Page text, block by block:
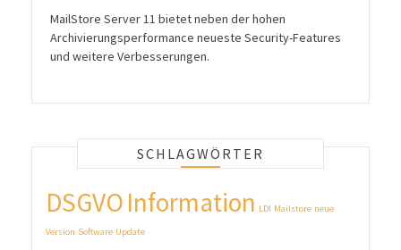
MailStore Server 11 bietet neben der hohen
Archivierungsperformance neueste Security-Features
und weitere Verbesserungen.
SCHLAGWÖRTER
DSGVOInformation LDI Mailstore neue
Version Software Update